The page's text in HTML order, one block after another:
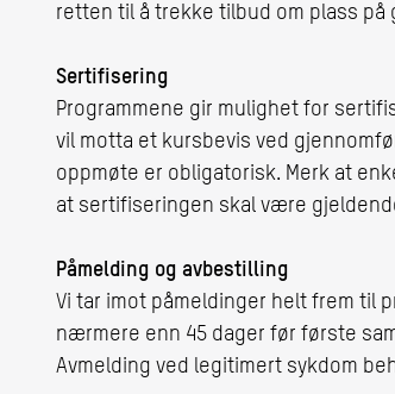
retten til å trekke tilbud om plass
Sertifisering
Programmene gir mulighet for
vil motta et kursbevis ved
oppmøte er obligatorisk. Merk at
at sertifiseringen skal være
Påmelding og avbestilling
Vi tar imot påmeldinger helt frem til
nærmere enn 45 dager før første
Avmelding ved legitimert sykdom